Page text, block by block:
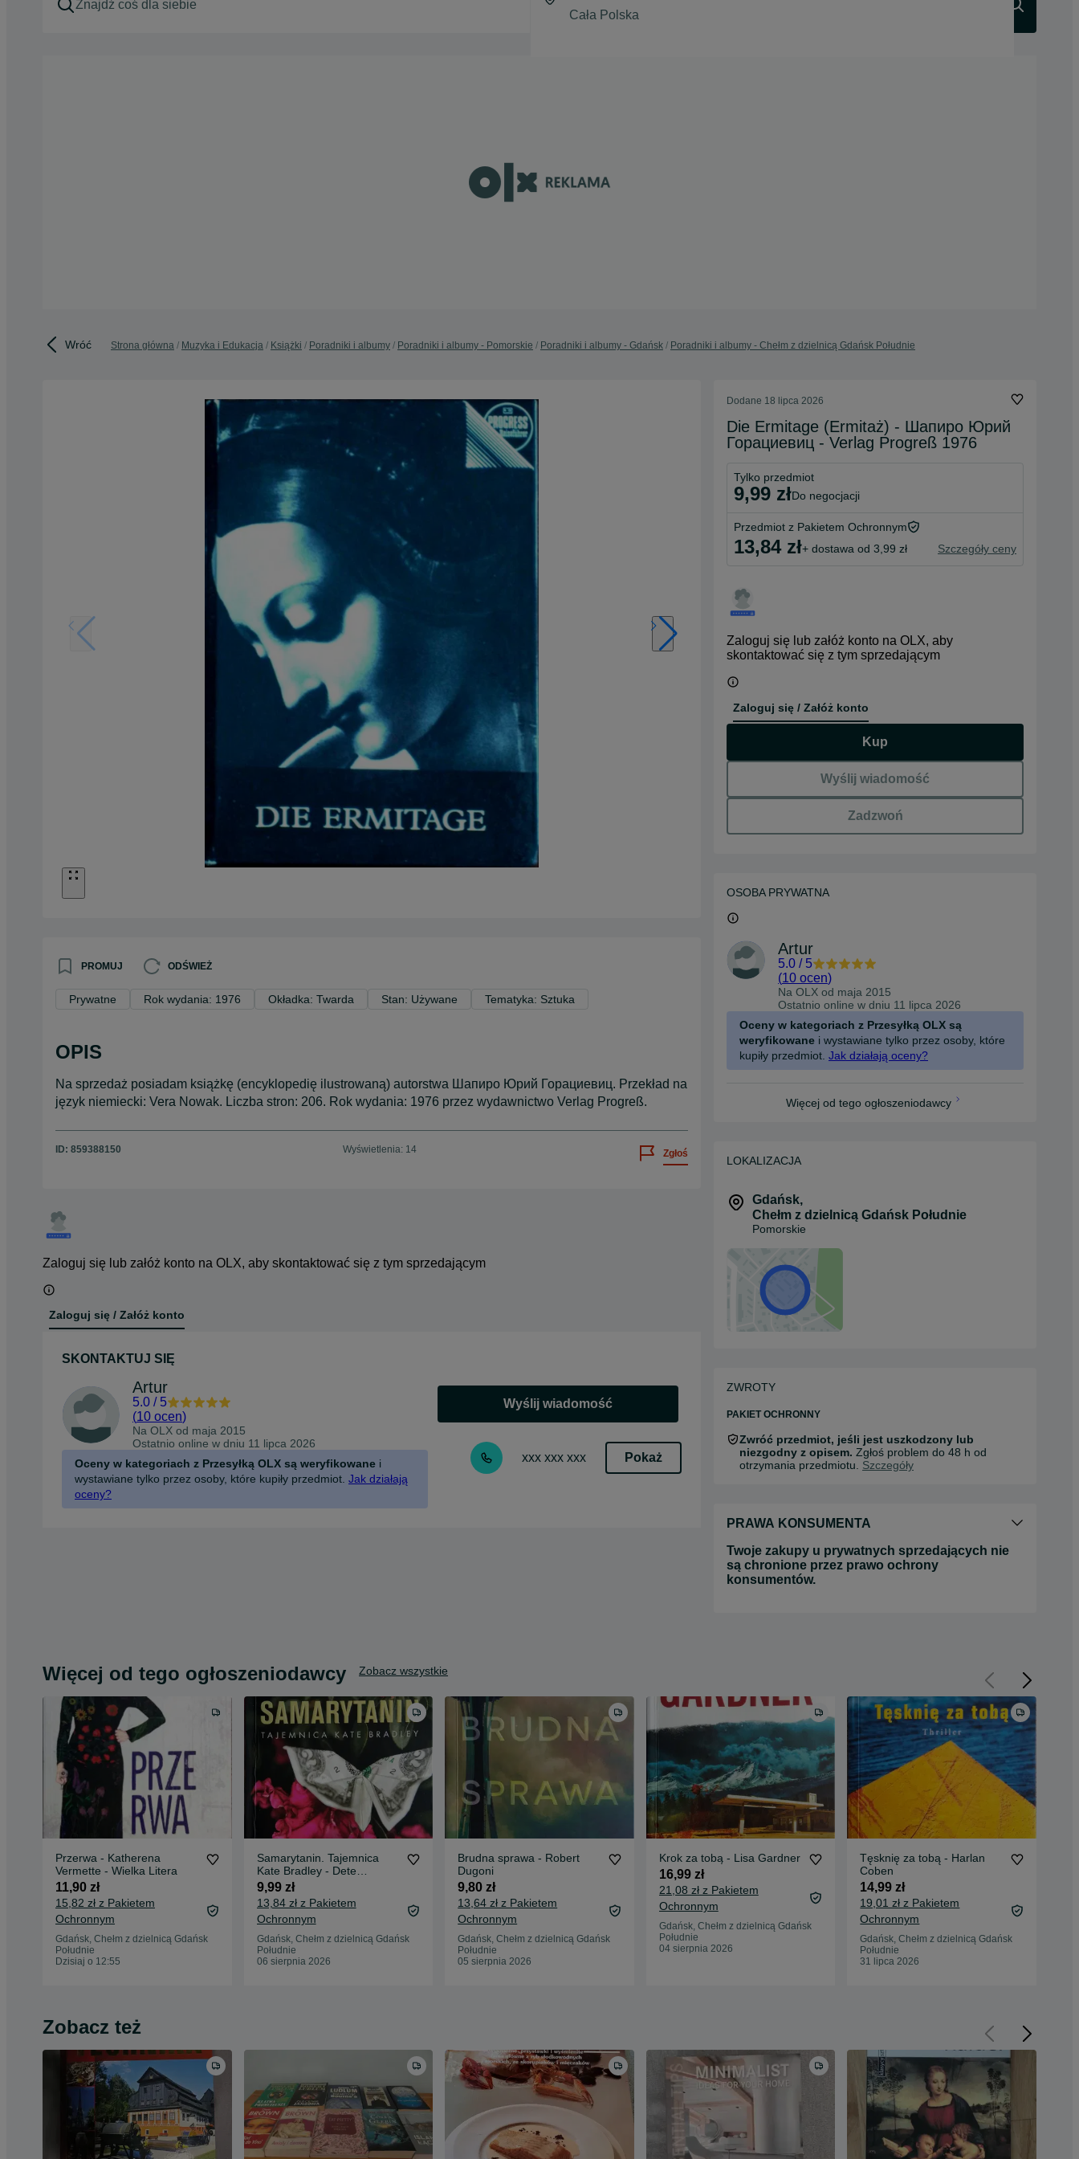
Wróć Strona główna Muzyka i Edukacja Książki Poradniki i albumy Poradniki i albumy - Pomorskie Poradniki i albumy - Gdańsk Poradniki i albumy - Chełm z dzielnicą Gdańsk Południe
PROMUJ ODŚWIEŻ
Prywatne Rok wydania: 1976 Okładka: Twarda Stan: Używane Tematyka: Sztuka
OPIS
Na sprzedaż posiadam książkę (encyklopedię ilustrowaną) autorstwa Шапиро Юрий Горациевиц. Przekład na
język niemiecki: Vera Nowak. Liczba stron: 206. Rok wydania: 1976 przez wydawnictwo Verlag Progreß.
ID: 859388150 Wyświetlenia: 14 Zgłoś
Zaloguj się lub załóż konto na OLX, aby skontaktować się z tym sprzedającym
Zaloguj się / Załóż konto
SKONTAKTUJ SIĘ
Artur
5.0 / 5
(10 ocen)
Na OLX od maja 2015
Ostatnio online w dniu 11 lipca 2026
Oceny w kategoriach z Przesyłką OLX są weryfikowane i
wystawiane tylko przez osoby, które kupiły przedmiot. Jak działają
oceny?
Wyślij wiadomość
xxx xxx xxx Pokaż
Dodane 18 lipca 2026
Die Ermitage (Ermitaż) - Шапиро Юрий
Горациевиц - Verlag Progreß 1976
Tylko przedmiot
9,99 zł do negocjacji
Przedmiot z Pakietem Ochronnym
13,84 zł+ dostawa od 3,99 zł Szczegóły ceny
Zaloguj się lub załóż konto na OLX, aby
skontaktować się z tym sprzedającym
Zaloguj się / Załóż konto
Kup
Wyślij wiadomość
Zadzwoń
OSOBA PRYWATNA
Artur
5.0 / 5
(10 ocen)
Na OLX od maja 2015
Ostatnio online w dniu 11 lipca 2026
Oceny w kategoriach z Przesyłką OLX są
weryfikowane i wystawiane tylko przez osoby, które
kupiły przedmiot. Jak działają oceny?
Więcej od tego ogłoszeniodawcy
LOKALIZACJA
Gdańsk,
Chełm z dzielnicą Gdańsk Południe
Pomorskie
ZWROTY
PAKIET OCHRONNY
Zwróć przedmiot, jeśli jest uszkodzony lub
niezgodny z opisem. Zgłoś problem do 48 h od
otrzymania przedmiotu. Szczegóły
PRAWA KONSUMENTA
Twoje zakupy u prywatnych sprzedających nie
są chronione przez prawo ochrony
konsumentów.
Więcej od tego ogłoszeniodawcy Zobacz wszystkie
Przerwa - Katherena
Vermette - Wielka Litera
11,90 zł
15,82 zł z Pakietem
Ochronnym
Gdańsk, Chełm z dzielnicą Gdańsk
Południe
Dzisiaj o 12:55
Samarytanin. Tajemnica
Kate Bradley - Dete
Meserve
9,99 zł
13,84 zł z Pakietem
Ochronnym
Gdańsk, Chełm z dzielnicą Gdańsk
Południe
06 sierpnia 2026
Brudna sprawa - Robert
Dugoni
9,80 zł
13,64 zł z Pakietem
Ochronnym
Gdańsk, Chełm z dzielnicą Gdańsk
Południe
05 sierpnia 2026
Krok za tobą - Lisa Gardner
16,99 zł
21,08 zł z Pakietem
Ochronnym
Gdańsk, Chełm z dzielnicą Gdańsk
Południe
04 sierpnia 2026
Tęsknię za tobą - Harlan
Coben
14,99 zł
19,01 zł z Pakietem
Ochronnym
Gdańsk, Chełm z dzielnicą Gdańsk
Południe
31 lipca 2026
Zobacz też